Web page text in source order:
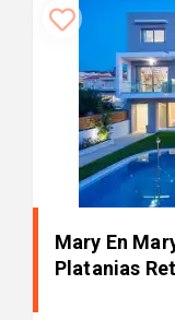
Mary En
Platanias